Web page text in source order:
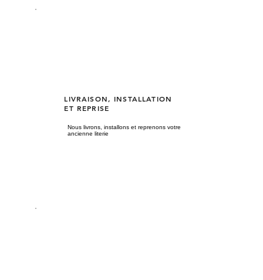
LIVRAISON, INSTALLATION
ET REPRISE
Nous livrons, installons et reprenons votre
ancienne literie